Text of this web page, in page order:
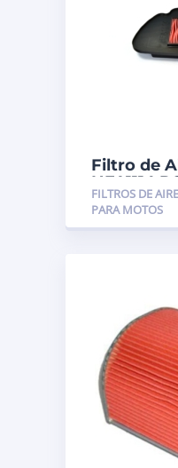
Filtro de
HFA1114
FILTROS DE AIRE
PARA MOTOS